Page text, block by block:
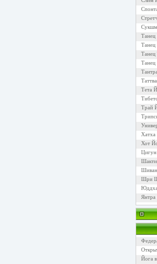
Танец
Танец
Танец
Тета
Трай
Хатха
Хот
Цигун
Шри
Янтра
Йога